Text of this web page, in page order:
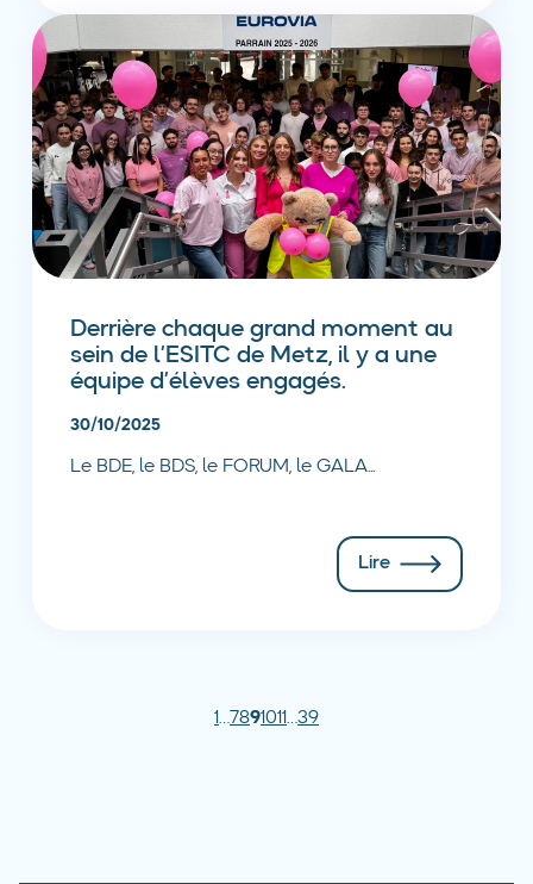
Derrière chaque grand moment au
sein de l’ESITC de Metz, il y a une
équipe d’élèves engagés.
30/10/2025
Le BDE, le BDS, le FORUM, le GALA...
Lire
1…7891011…39